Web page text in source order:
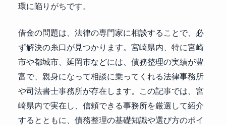
環に陥りがちです。
借金の問題は、法律の専門家に相談することで、必
ず解決の糸口が見つかります。宮崎県内、特に宮崎
市や都城市、延岡市などには、債務整理の実績が豊
富で、親身になって相談に乗ってくれる法律事務所
や司法書士事務所が存在します。この記事では、宮
崎県内で実在し、信頼できる事務所を厳選して紹介
するとともに、債務整理の基礎知識や選び方のポイ